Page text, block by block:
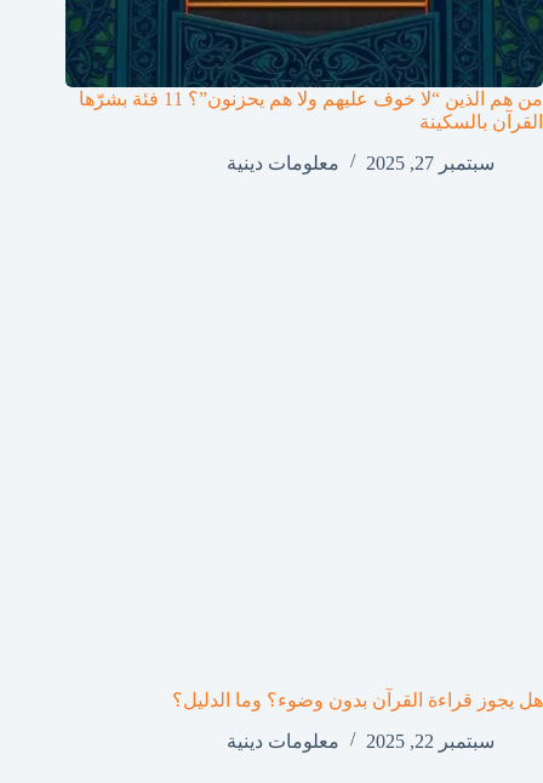
من هم الذين “لا خوف عليهم ولا هم يحزنون”؟ 11 فئة بشرّها
القرآن بالسكينة
سبتمبر 27, 2025
معلومات دينية
هل يجوز قراءة القرآن بدون وضوء؟ وما الدليل؟
سبتمبر 22, 2025
معلومات دينية